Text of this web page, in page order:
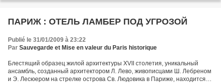
ПАРИЖ : ОТЕЛЬ ЛАМБЕР ПОД УГРОЗОЙ
Publié le 31/01/2009 à 23:22
Par Sauvegarde et Mise en valeur du Paris historique
Блестящий образец жилой архитектуры XVII столетия, уникальный
ансамбль, созданный архитектором Л. Лево, живописцами Ш. Лебреном
и Э. Лесюером на стрелке острова Св. Людовика в Париже, находится